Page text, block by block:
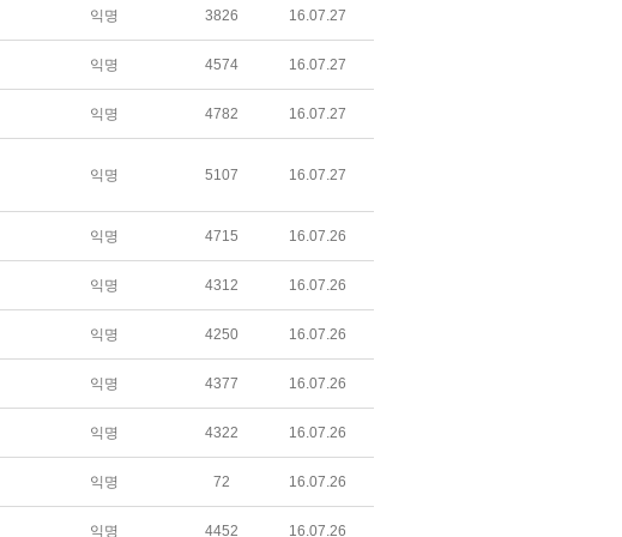
익명 3826 16.07.27
익명 4574 16.07.27
익명 4782 16.07.27
익명 5107 16.07.27
익명 4715 16.07.26
익명 4312 16.07.26
익명 4250 16.07.26
익명 4377 16.07.26
익명 4322 16.07.26
익명 72 16.07.26
익명 4452 16.07.26